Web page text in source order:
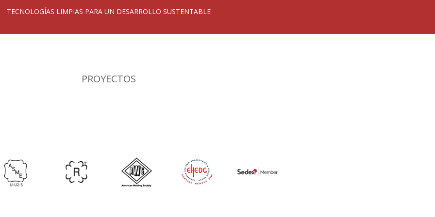
TECNOLOGÍAS LIMPIAS PARA UN DESARROLLO SUSTENTABLE
PROYECTOS